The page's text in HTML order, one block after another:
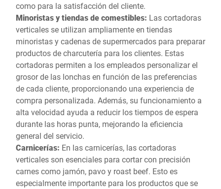
como para la satisfacción del cliente.
Minoristas y tiendas de comestibles: Las cortadoras
verticales se utilizan ampliamente en tiendas
minoristas y cadenas de supermercados para preparar
productos de charcutería para los clientes. Estas
cortadoras permiten a los empleados personalizar el
grosor de las lonchas en función de las preferencias
de cada cliente, proporcionando una experiencia de
compra personalizada. Además, su funcionamiento a
alta velocidad ayuda a reducir los tiempos de espera
durante las horas punta, mejorando la eficiencia
general del servicio.
Carnicerías: En las carnicerías, las cortadoras
verticales son esenciales para cortar con precisión
carnes como jamón, pavo y roast beef. Esto es
especialmente importante para los productos que se